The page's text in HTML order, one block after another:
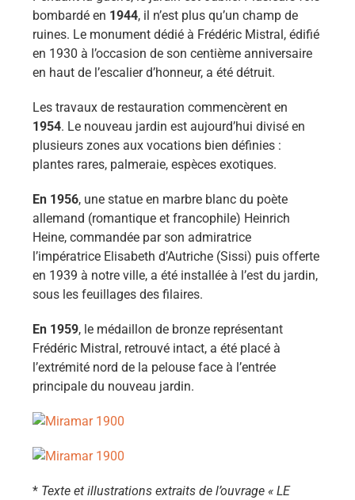
bombardé en 1944, il n’est plus qu’un champ de
ruines. Le monument dédié à Frédéric Mistral, édifié
en 1930 à l’occasion de son centième anniversaire
en haut de l’escalier d’honneur, a été détruit.
Les travaux de restauration commencèrent en
1954. Le nouveau jardin est aujourd’hui divisé en
plusieurs zones aux vocations bien définies :
plantes rares, palmeraie, espèces exotiques.
En 1956, une statue en marbre blanc du poète
allemand (romantique et francophile) Heinrich
Heine, commandée par son admiratrice
l’impératrice Elisabeth d’Autriche (Sissi) puis offerte
en 1939 à notre ville, a été installée à l’est du jardin,
sous les feuillages des filaires.
En 1959, le médaillon de bronze représentant
Frédéric Mistral, retrouvé intact, a été placé à
l’extrémité nord de la pelouse face à l’entrée
principale du nouveau jardin.
* Texte et illustrations extraits de l’ouvrage « LE